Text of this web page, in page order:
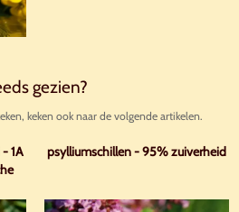
gezien?
keken ook naar de volgende artikelen.
1A
psylliumschillen - 95% zuiverheid